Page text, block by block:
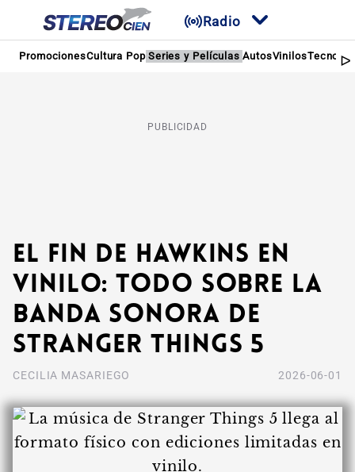
Radio
PromocionesCultura Pop Series y Películas AutosVinilos
PUBLICIDAD
El fin de Hawkins en
vinilo: Todo sobre la
banda sonora de
Stranger Things 5
CECILIA MASARIEGO 2026-06-01